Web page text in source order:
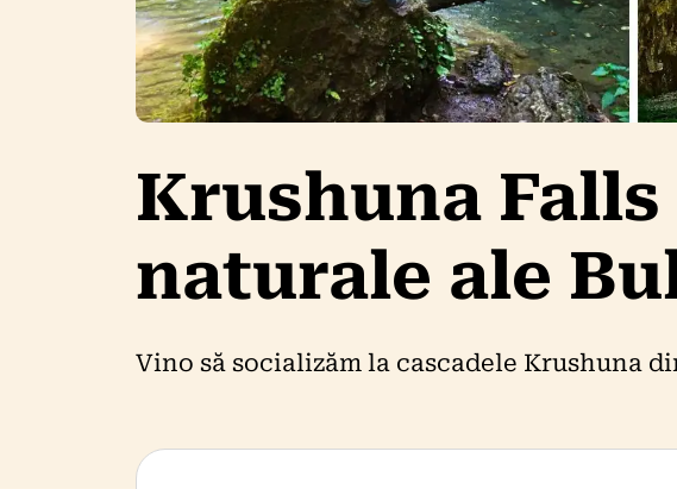
Krushuna
naturale ale
Vino să socializăm la cascadele Krushuna